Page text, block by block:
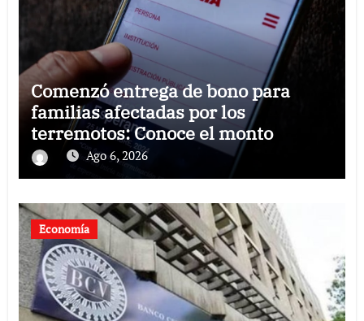
Comenzó entrega de bono para
familias afectadas por los
terremotos: Conoce el monto
Ago 6, 2026
Economía